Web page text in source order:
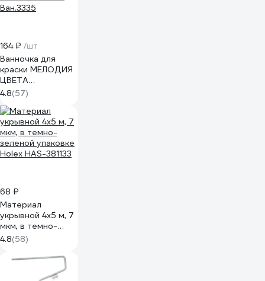
164 ₽ /шт
Ванночка для
краски МЕЛОДИЯ
ЦВЕТА
330х390х80мм
Ван.3335
4.8(57)
68 ₽
Материал
укрывной 4х5 м, 7
мкм, в темно-
зеленой упаковке
Holex HAS-381133
4.8(58)